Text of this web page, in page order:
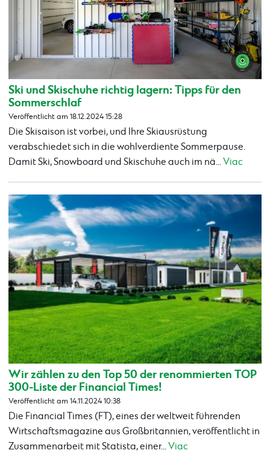
Ski und Skischuhe richtig lagern: Tipps für den
Sommerschlaf
Veröffentlicht am 18.12.2024 15:28
Die Skisaison ist vorbei, und Ihre Skiausrüstung
verabschiedet sich in die wohlverdiente Sommerpause.
Damit Ski, Snowboard und Skischuhe auch im nä...Viac
Wir zählen zu den Top 50 der renommierten TOP
300-Liste der Financial Times!
Veröffentlicht am 14.11.2024 10:38
Die Financial Times (FT), eines der weltweit führenden
Wirtschaftsmagazine aus Großbritannien, veröffentlicht in
Zusammenarbeit mit Statista, einer...Viac